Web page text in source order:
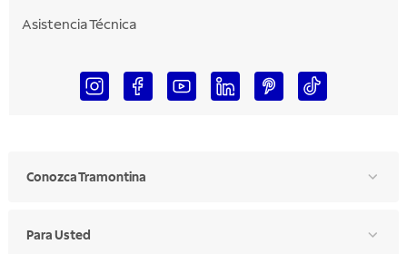
Asistencia Técnica
Conozca Tramontina
Para Usted